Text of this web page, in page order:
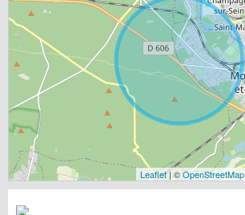
Leaflet| ©OpenStreetMap